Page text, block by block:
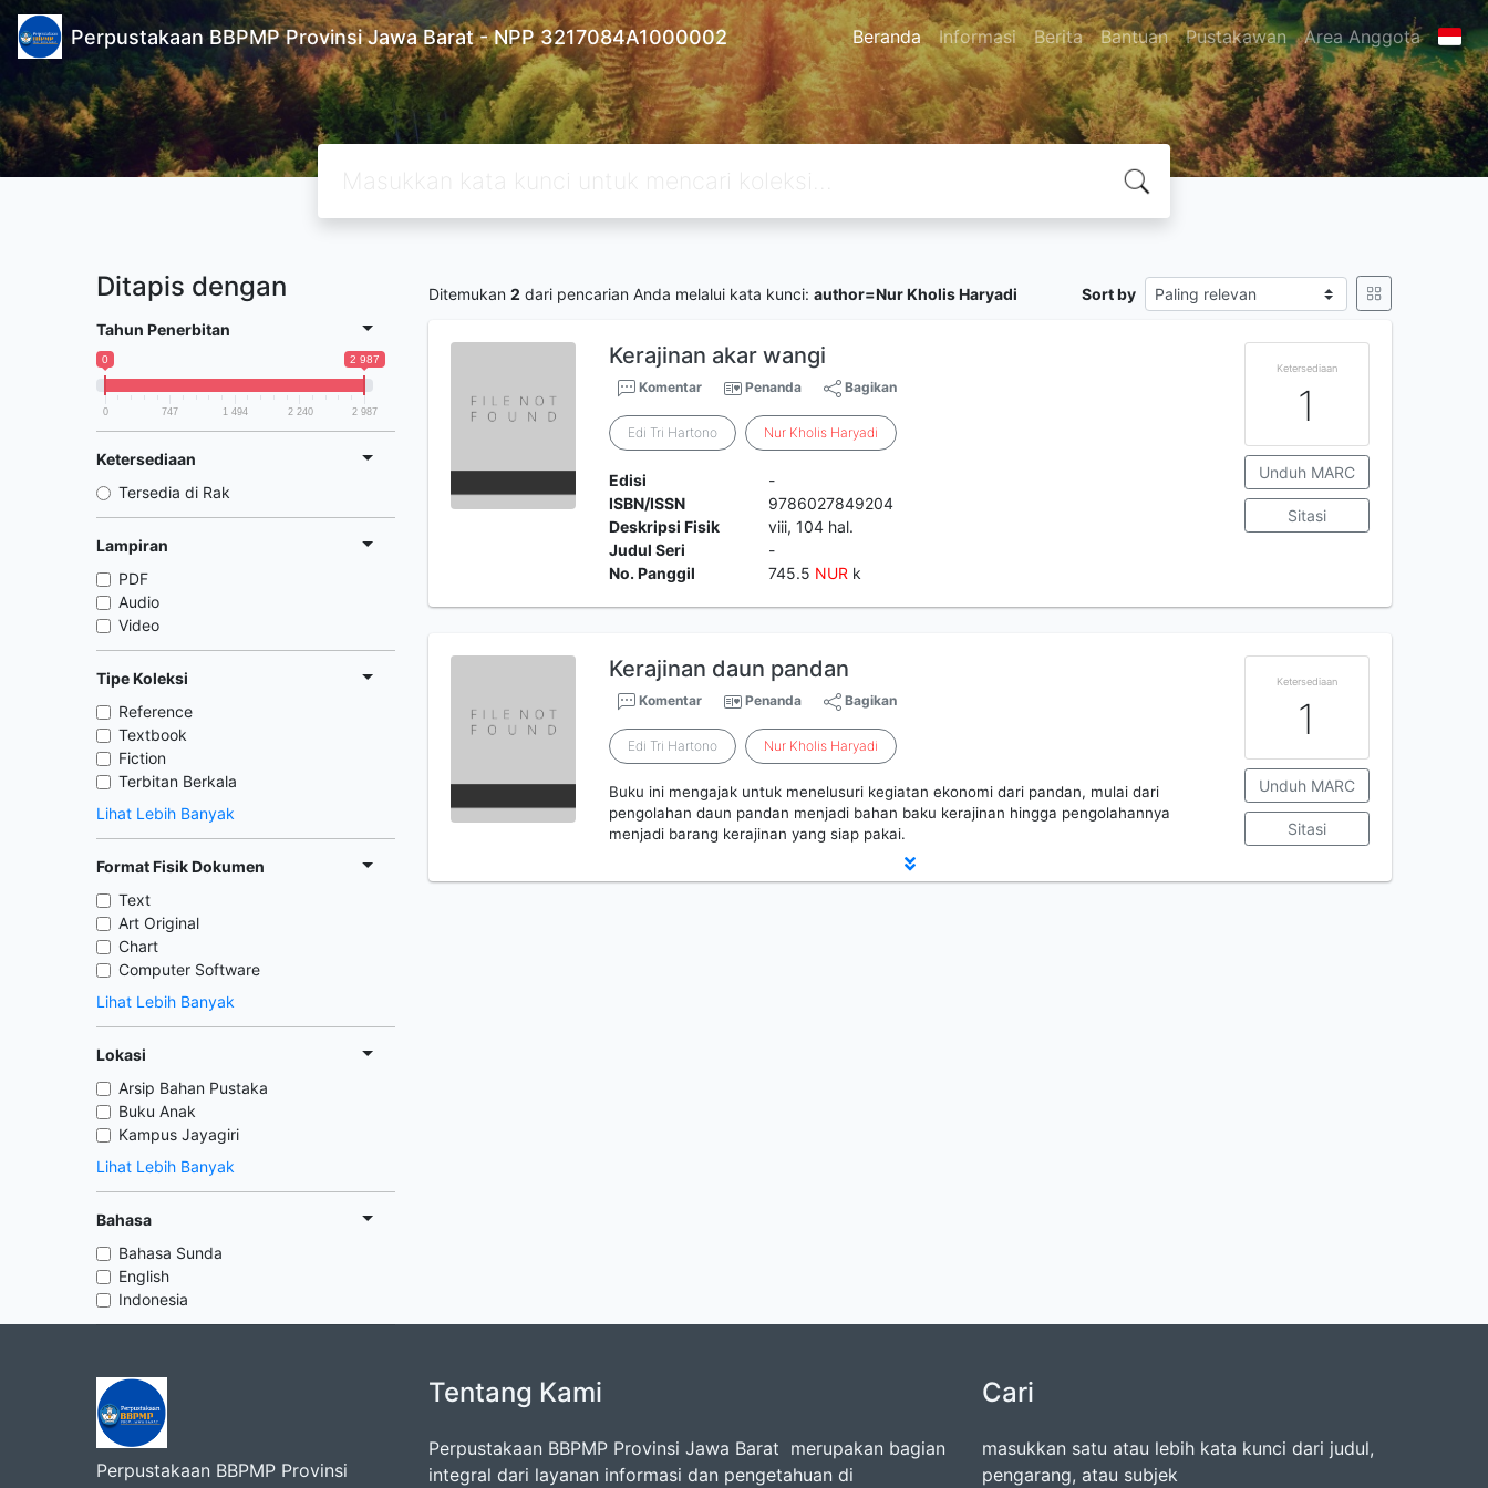
Perpustakaan BBPMP Provinsi Jawa Barat - NPP 3217084A1000002 Beranda Informasi Berita Bantuan Pustakawan Area Anggota
Ditapis dengan
Tahun Penerbitan
0 2 987
0 747 1 494 2 240 2 987
Ketersediaan
Tersedia di Rak
Lampiran
PDF
Audio
Video
Tipe Koleksi
Reference
Textbook
Fiction
Terbitan Berkala
Lihat Lebih Banyak
Format Fisik Dokumen
Text
Art Original
Chart
Computer Software
Lihat Lebih Banyak
Lokasi
Arsip Bahan Pustaka
Buku Anak
Kampus Jayagiri
Lihat Lebih Banyak
Bahasa
Bahasa Sunda
English
Indonesia
Ditemukan 2 dari pencarian Anda melalui kata kunci: author=Nur Kholis Haryadi Sort by
Kerajinan akar wangi
Komentar Penanda Bagikan
Edi Tri Hartono Nur Kholis Haryadi
Edisi
-
ISBN/ISSN
9786027849204
Deskripsi Fisik
viii, 104 hal.
Judul Seri
-
No. Panggil
745.5 NUR k
Ketersediaan
1
Unduh MARC
Sitasi
Kerajinan daun pandan
Komentar Penanda Bagikan
Edi Tri Hartono Nur Kholis Haryadi
Buku ini mengajak untuk menelusuri kegiatan ekonomi dari pandan, mulai dari
pengolahan daun pandan menjadi bahan baku kerajinan hingga pengolahannya
menjadi barang kerajinan yang siap pakai.
Ketersediaan
1
Unduh MARC
Sitasi
Perpustakaan BBPMP Provinsi
Tentang Kami
Perpustakaan BBPMP Provinsi Jawa Barat merupakan bagian
integral dari layanan informasi dan pengetahuan di
Cari
masukkan satu atau lebih kata kunci dari judul,
pengarang, atau subjek